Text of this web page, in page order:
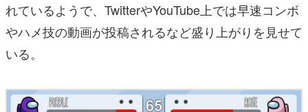
れているようで、TwitterやYouTube上では早速コンボ
やハメ技の動画が投稿されるなど盛り上がりを見せて
いる。